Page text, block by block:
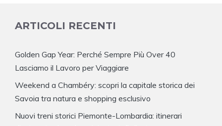
ARTICOLI RECENTI
Golden Gap Year: Perché Sempre Più Over 40
Lasciamo il Lavoro per Viaggiare
Weekend a Chambéry: scopri la capitale storica dei
Savoia tra natura e shopping esclusivo
Nuovi treni storici Piemonte-Lombardia: itinerari